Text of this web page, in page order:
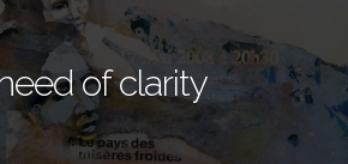
of clarity